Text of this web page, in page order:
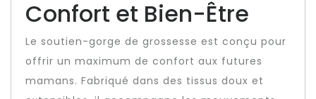
Confort et Bien-Être
Le soutien-gorge de grossesse est conçu pour
offrir un maximum de confort aux futures
mamans. Fabriqué dans des tissus doux et